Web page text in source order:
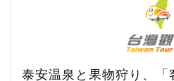
泰安温泉と果物狩り、「